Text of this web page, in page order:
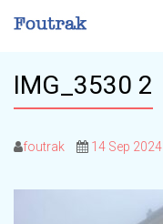
IMG_3530 2
foutrak 14 Sep 2024